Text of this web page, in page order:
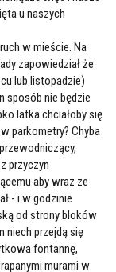
u naszych
w mieście. Na
zapowiedział że
lub listopadzie)
sposób nie będzie
latka chciałoby się
parkometry? Chyba
przyczyn
aby wraz ze
- i w godzinie
od strony bloków
niech przejdą się
fontannę,
murami w